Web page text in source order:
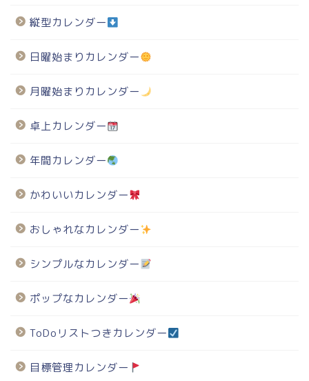
縦型カレンダー
日曜始まりカレンダー
月曜始まりカレンダー
卓上カレンダー
年間カレンダー
かわいいカレンダー
おしゃれなカレンダー
シンプルなカレンダー
ポップなカレンダー
ToDoリストつきカレンダー
目標管理カレンダー